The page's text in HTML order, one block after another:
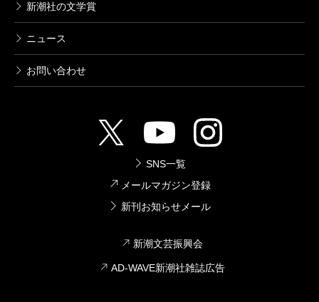
新潮社の文学賞
ニュース
お問い合わせ
SNS一覧
メールマガジン登録
新刊お知らせメール
新潮文芸振興会
AD-WAVE新潮社雑誌広告